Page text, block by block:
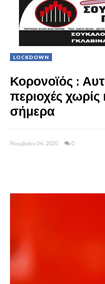
LOCKDOWN
Κορονοϊός :
περιοχές
σήμερα
Νοεμβρίου 04, 2020 0